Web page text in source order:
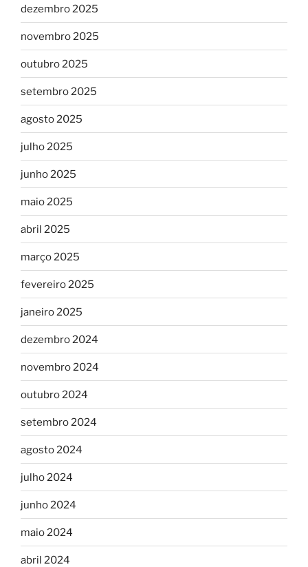
dezembro 2025
novembro 2025
outubro 2025
setembro 2025
agosto 2025
julho 2025
junho 2025
maio 2025
abril 2025
março 2025
fevereiro 2025
janeiro 2025
dezembro 2024
novembro 2024
outubro 2024
setembro 2024
agosto 2024
julho 2024
junho 2024
maio 2024
abril 2024